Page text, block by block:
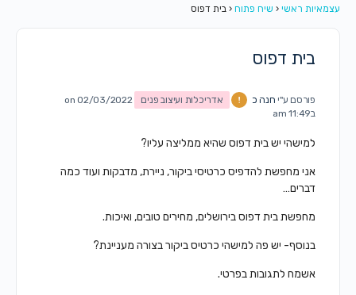
עצמאיות ראשי ‹ שיח פתוח ‹ בית דפוס
בית דפוס
פורסם ע"יחנה כ אדריכלות ועיצוב פנים
on 02/03/2022
ב11:49 am
למישהי יש בית דפוס שהיא ממליצה עליו?
אני מחפשת להדפיס כרטיסי ביקור, ניירת, מדבקות ועוד כמה
דברים…
מחפשת בית דפוס בירושלים, מחירים טובים, ואיכות.
בנוסף- יש פה למישהי כרטיס ביקור בצורה מעניינת?
אשמח לתגובות בפרטי.